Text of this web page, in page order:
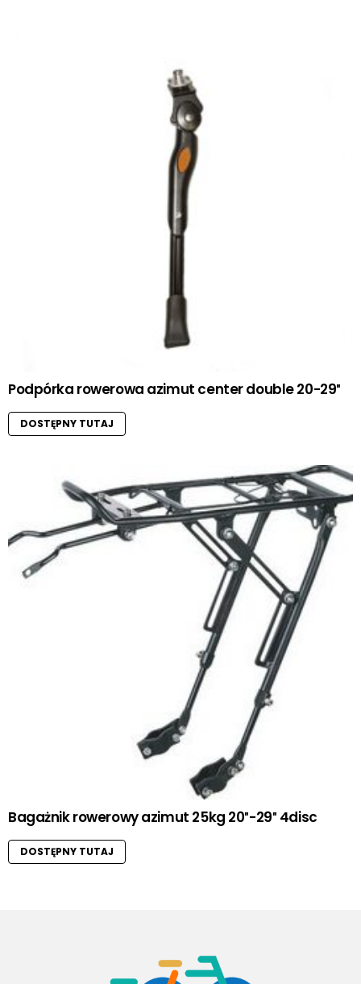
Podpórka rowerowa azimut center double 20-29″
DOSTĘPNY TUTAJ
Bagażnik rowerowy azimut 25kg 20″-29″ 4disc
DOSTĘPNY TUTAJ